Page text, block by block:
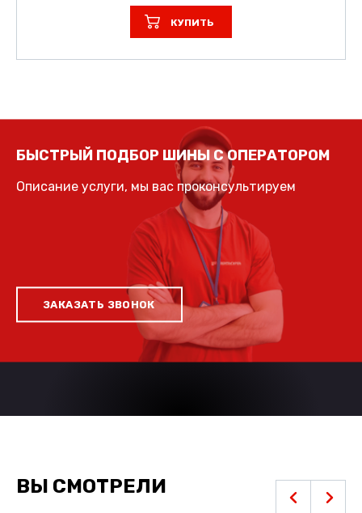
КУПИТЬ
БЫСТРЫЙ ПОДБОР ШИНЫ С ОПЕРАТОРОМ
Описание услуги, мы вас проконсультируем
ЗАКАЗАТЬ ЗВОНОК
ВЫ СМОТРЕЛИ